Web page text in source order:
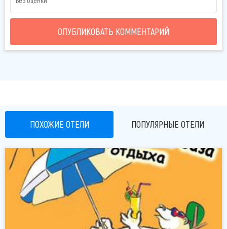
ОПУБЛИКОВАТЬ КОММЕНТАРИЙ
ПОХОЖИЕ ОТЕЛИ ПОПУЛЯРНЫЕ ОТЕЛИ